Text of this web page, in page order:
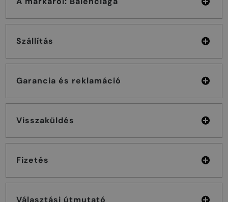
Szállítás
Garancia és reklamáció
Visszaküldés
Fizetés
Választási útmutató